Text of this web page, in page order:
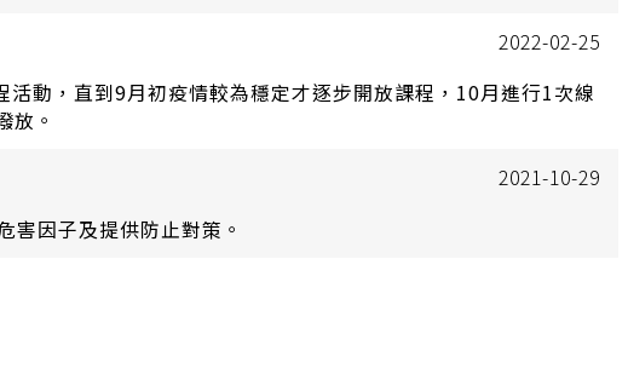
2022-02-25
放。
2021-10-29
害因子及提供防止對策。